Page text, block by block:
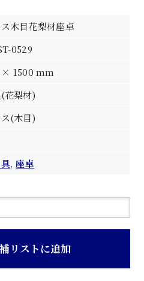
木目花梨材座卓
0529
1500 mm
花梨材)
(木目)
,座卓
リストに追加